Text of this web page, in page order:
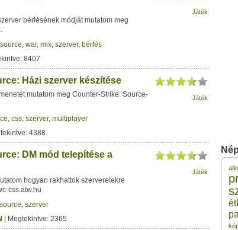
bérlésének módját mutatom meg
, war, mix, szerver, bérlés
8407
Játék
Házi szerver készítése
mutatom meg Counter-Strike: Source-
, css, szerver, multiplayer
4388
Játék
DM mód telepítése a
hogyan rakhattok szerveretekre
css.atw.hu
, szerver
| Megtekintve: 2365
Játék